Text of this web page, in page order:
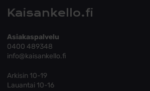
Kaisankello.fi
Asiakaspalvelu
0400 489348
info@kaisankello.fi
Arkisin 10-19
Lauantai 10-16